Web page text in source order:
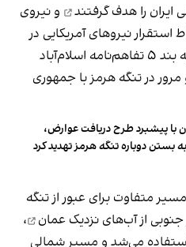
را هدف گرفتند
و نیروی
استقرار نیروهای آمریکایی در
منطقه پاسخ داد و با استناد به بند ۵ تفاهم‌نامه اسلام‌آباد
مرور در تنگه هرمز با جمهوری
با پیشبرد طرح دریافت عوارض،
بستن دوباره تنگه هرمز تهدید کرد
متفاوت برای عبور از تنگه
ازآب‌های نزدیک عمان
،
می‌شد و مسیر شمالی